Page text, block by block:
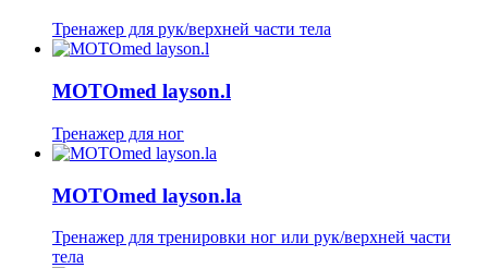
Тренажер для рук/верхней части тела
MOTOmed layson.l
Тренажер для ног
MOTOmed layson.la
Тренажер для тренировки ног или рук/верхней части
тела